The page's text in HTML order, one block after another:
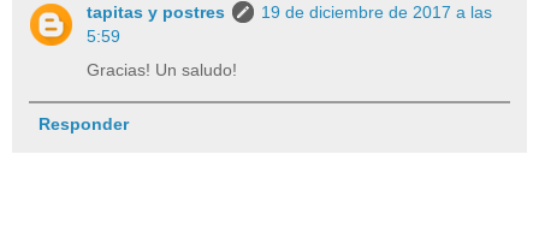
tapitas y postres
19 de diciembre de 2017 a las
5:59
Gracias! Un saludo!
Responder